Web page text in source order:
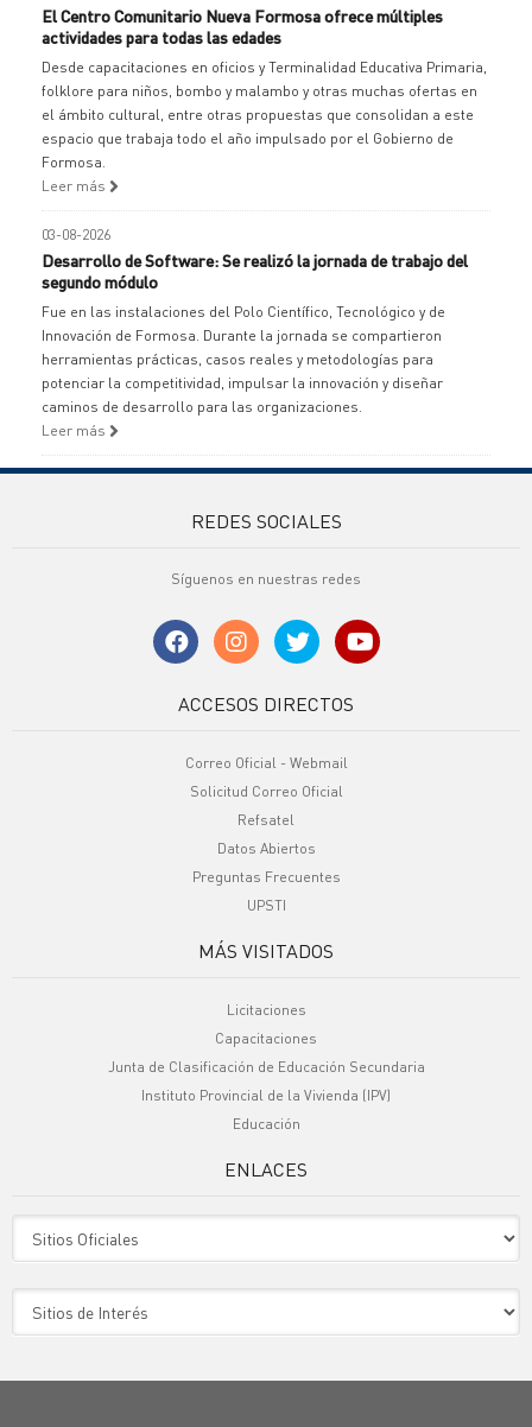
El Centro Comunitario Nueva Formosa ofrece múltiples
actividades para todas las edades
Desde capacitaciones en oficios y Terminalidad Educativa Primaria,
folklore para niños, bombo y malambo y otras muchas ofertas en
el ámbito cultural, entre otras propuestas que consolidan a este
espacio que trabaja todo el año impulsado por el Gobierno de
Formosa.
Leer más
03-08-2026
Desarrollo de Software: Se realizó la jornada de trabajo del
segundo módulo
Fue en las instalaciones del Polo Científico, Tecnológico y de
Innovación de Formosa. Durante la jornada se compartieron
herramientas prácticas, casos reales y metodologías para
potenciar la competitividad, impulsar la innovación y diseñar
caminos de desarrollo para las organizaciones.
Leer más
REDES SOCIALES
Síguenos en nuestras redes
ACCESOS DIRECTOS
Correo Oficial - Webmail
Solicitud Correo Oficial
Refsatel
Datos Abiertos
Preguntas Frecuentes
UPSTI
MÁS VISITADOS
Licitaciones
Capacitaciones
Junta de Clasificación de Educación Secundaria
Instituto Provincial de la Vivienda (IPV)
Educación
ENLACES